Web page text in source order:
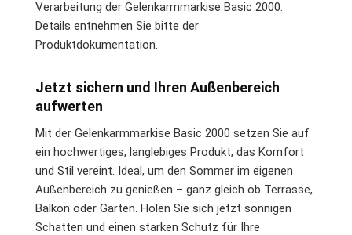
Verarbeitung der Gelenkarmmarkise Basic 2000.
Details entnehmen Sie bitte der
Produktdokumentation.
Jetzt sichern und Ihren Außenbereich
aufwerten
Mit der Gelenkarmmarkise Basic 2000 setzen Sie auf
ein hochwertiges, langlebiges Produkt, das Komfort
und Stil vereint. Ideal, um den Sommer im eigenen
Außenbereich zu genießen – ganz gleich ob Terrasse,
Balkon oder Garten. Holen Sie sich jetzt sonnigen
Schatten und einen starken Schutz für Ihre